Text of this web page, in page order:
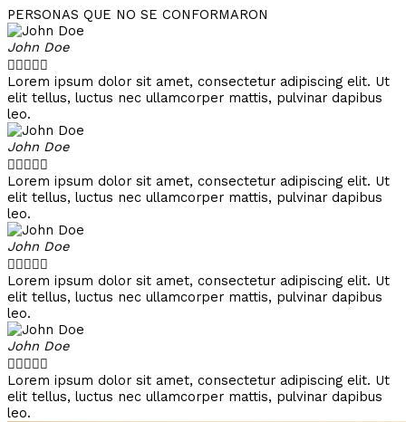
PERSONAS QUE NO SE CONFORMARON
John Doe

Lorem ipsum dolor sit amet, consectetur adipiscing elit. Ut
elit tellus, luctus nec ullamcorper mattis, pulvinar dapibus
leo.
John Doe

Lorem ipsum dolor sit amet, consectetur adipiscing elit. Ut
elit tellus, luctus nec ullamcorper mattis, pulvinar dapibus
leo.
John Doe

Lorem ipsum dolor sit amet, consectetur adipiscing elit. Ut
elit tellus, luctus nec ullamcorper mattis, pulvinar dapibus
leo.
John Doe

Lorem ipsum dolor sit amet, consectetur adipiscing elit. Ut
elit tellus, luctus nec ullamcorper mattis, pulvinar dapibus
leo.